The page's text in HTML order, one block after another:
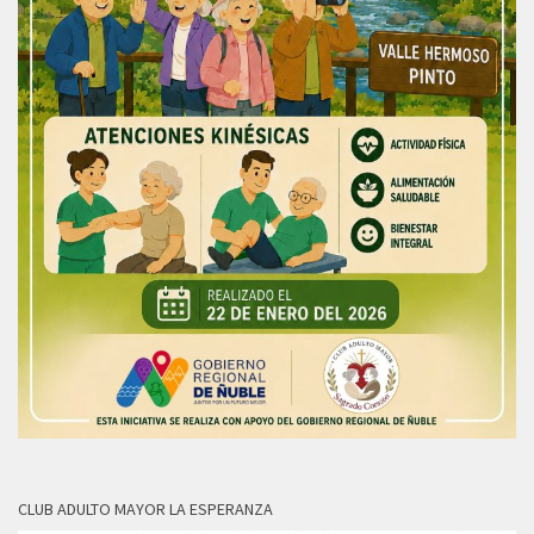
CLUB ADULTO MAYOR LA ESPERANZA